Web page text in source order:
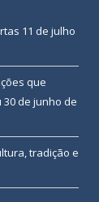
11 de julho
que
30 de junho de
tradição e